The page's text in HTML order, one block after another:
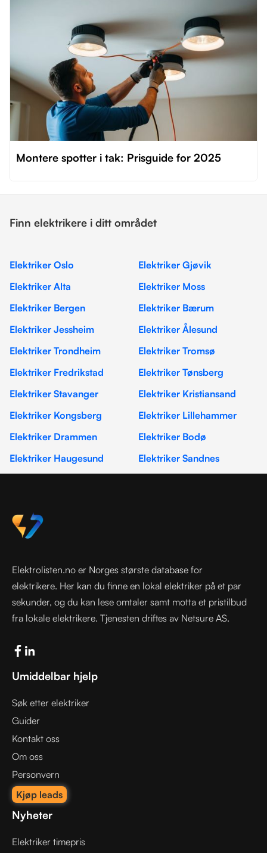
Montere spotter i tak: Prisguide for 2025
Finn elektrikere i ditt området
Elektriker Oslo
Elektriker Gjøvik
Elektriker Alta
Elektriker Moss
Elektriker Bergen
Elektriker Bærum
Elektriker Jessheim
Elektriker Ålesund
Elektriker Trondheim
Elektriker Tromsø
Elektriker Fredrikstad
Elektriker Tønsberg
Elektriker Stavanger
Elektriker Kristiansand
Elektriker Kongsberg
Elektriker Lillehammer
Elektriker Drammen
Elektriker Bodø
Elektriker Haugesund
Elektriker Sandnes
Elektrolisten.no er Norges største database for
elektrikere. Her kan du finne en lokal elektriker på et par
sekunder, og du kan lese omtaler samt motta et pristilbud
fra lokale elektrikere. Tjenesten driftes av Netsure AS.
Umiddelbar hjelp
Søk etter elektriker
Guider
Kontakt oss
Om oss
Personvern
Kjøp leads
Nyheter
Elektriker timepris